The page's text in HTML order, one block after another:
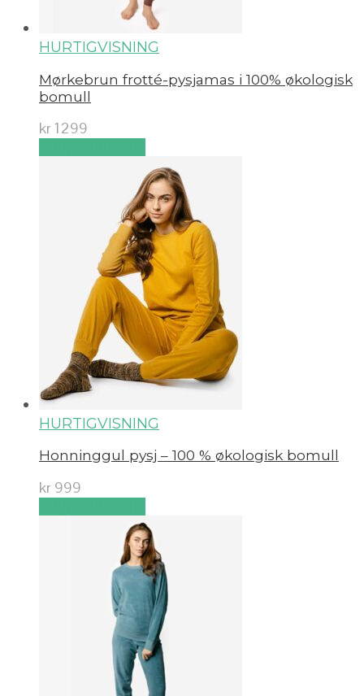
HURTIGVISNING
Mørkebrun frotté-pysjamas i 100% økologisk
bomull
kr 1299
HURTIGVISNING
Honninggul pysj – 100 % økologisk bomull
kr 999